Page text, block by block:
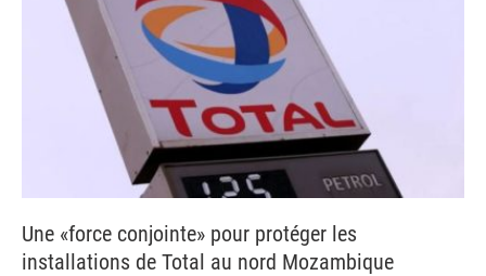
Une «force conjointe» pour protéger les
installations de Total au nord Mozambique